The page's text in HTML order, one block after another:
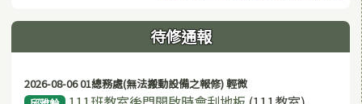
待修通報
2026-08-06 01總務處(無法搬動設備之報修) 輕微